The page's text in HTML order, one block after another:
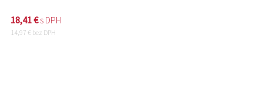
18,41€s DPH
14,97 € bez DPH